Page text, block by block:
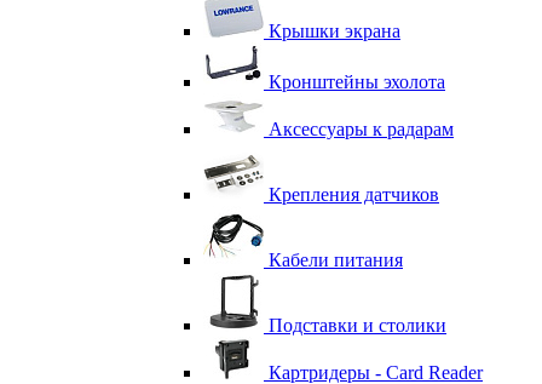
Крышки экрана
Кронштейны эхолота
Аксессуары к радарам
Крепления датчиков
Кабели питания
Подставки и столики
Картридеры - Card Reader